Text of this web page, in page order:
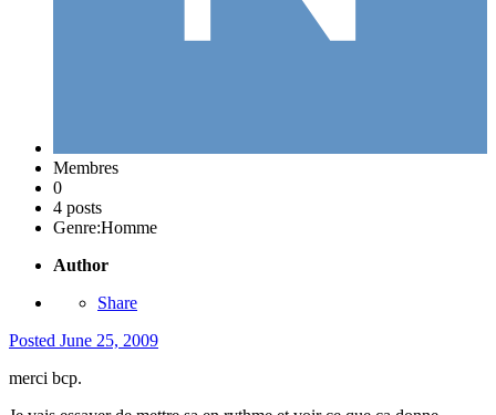
Membres
0
4 posts
Genre:Homme
Author
Share
Posted June 25, 2009
merci bcp.